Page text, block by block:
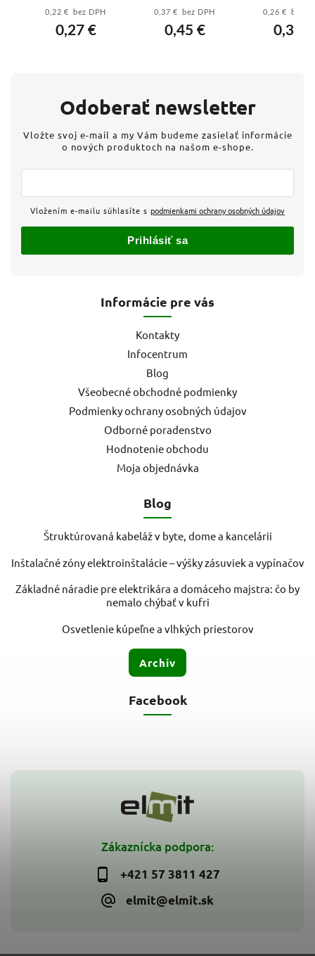
jednostranná
0,22 € bez DPH
0,27 €
obojstranná
0,37 € bez DPH
0,45 €
860.1320/
0,26 € bez
0,32 €
Zákaznícka podpora:
+421 57 3811 427
elmit@elmit.sk
Informácie pre vás
Kontakty
Infocentrum
Blog
Všeobecné obchodné podmienky
Podmienky ochrany osobných údajov
Odborné poradenstvo
Hodnotenie obchodu
Moja objednávka
Blog
Štruktúrovaná kabeláž v byte, dome a kancelárii
Inštalačné zóny elektroinštalácie – výšky zásuviek a vypínačov
Základné náradie pre elektrikára a domáceho majstra: čo by
nemalo chýbať v kufri
Osvetlenie kúpeľne a vlhkých priestorov
Archív
Odoberať newsletter
Vložte svoj e-mail a my Vám budeme zasielať informácie
o nových produktoch na našom e-shope.
Vložením e-mailu súhlasíte s podmienkami ochrany osobných údajov
Prihlásiť sa
Facebook